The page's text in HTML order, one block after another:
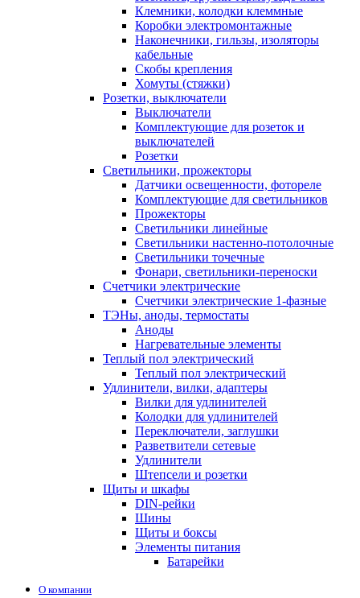
Клемники, колодки клеммные
Коробки электромонтажные
Наконечники, гильзы, изоляторы
кабельные
Скобы крепления
Хомуты (стяжки)
Розетки, выключатели
Выключатели
Комплектующие для розеток и
выключателей
Розетки
Светильники, прожекторы
Датчики освещенности, фотореле
Комплектующие для светильников
Прожекторы
Светильники линейные
Светильники настенно-потолочные
Светильники точечные
Фонари, светильники-переноски
Счетчики электрические
Счетчики электрические 1-фазные
ТЭНы, аноды, термостаты
Аноды
Нагревательные элементы
Теплый пол электрический
Теплый пол электрический
Удлинители, вилки, адаптеры
Вилки для удлинителей
Колодки для удлинителей
Переключатели, заглушки
Разветвители сетевые
Удлинители
Штепсели и розетки
Щиты и шкафы
DIN-рейки
Шины
Щиты и боксы
Элементы питания
Батарейки
О компании